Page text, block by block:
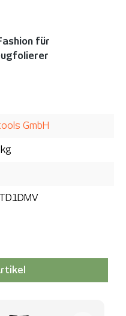
für
GmbH